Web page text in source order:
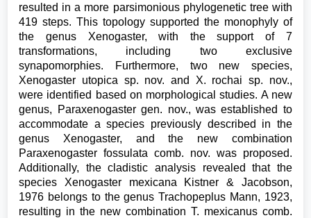
resulted in a more parsimonious phylogenetic tree with
419 steps. This topology supported the monophyly of
the genus Xenogaster, with the support of 7
transformations, including two exclusive
synapomorphies. Furthermore, two new species,
Xenogaster utopica sp. nov. and X. rochai sp. nov.,
were identified based on morphological studies. A new
genus, Paraxenogaster gen. nov., was established to
accommodate a species previously described in the
genus Xenogaster, and the new combination
Paraxenogaster fossulata comb. nov. was proposed.
Additionally, the cladistic analysis revealed that the
species Xenogaster mexicana Kistner & Jacobson,
1976 belongs to the genus Trachopeplus Mann, 1923,
resulting in the new combination T. mexicanus comb.